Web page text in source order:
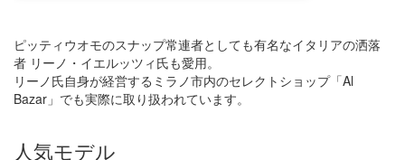
ピッティウオモのスナップ常連者としても有名なイタリアの洒落
者 リーノ・イエルッツィ氏も愛用。
リーノ氏自身が経営するミラノ市内のセレクトショップ「Al
Bazar」でも実際に取り扱われています。
人気モデル